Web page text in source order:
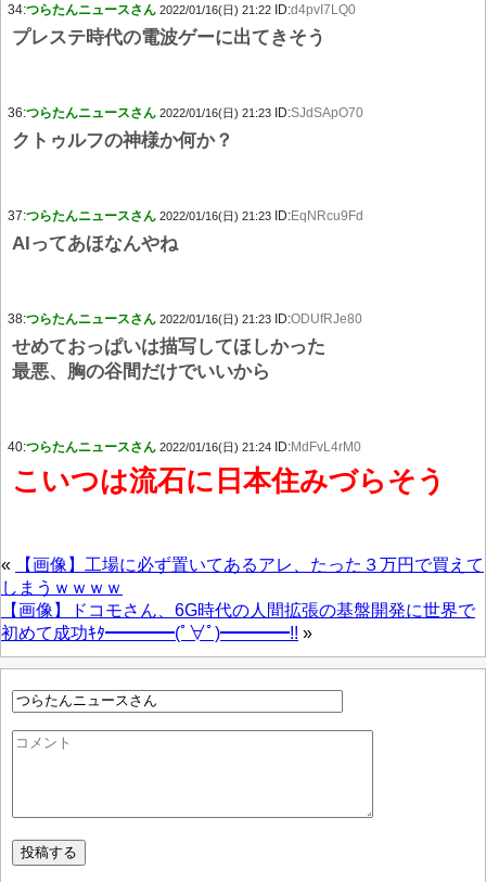
34:つらたんニュースさん 2022/01/16(日) 21:22 ID:d4pvI7LQ0
プレステ時代の電波ゲーに出てきそう
36:つらたんニュースさん 2022/01/16(日) 21:23 ID:SJdSApO70
クトゥルフの神様か何か？
37:つらたんニュースさん 2022/01/16(日) 21:23 ID:EqNRcu9Fd
AIってあほなんやね
38:つらたんニュースさん 2022/01/16(日) 21:23 ID:ODUfRJe80
せめておっぱいは描写してほしかった
最悪、胸の谷間だけでいいから
40:つらたんニュースさん 2022/01/16(日) 21:24 ID:MdFvL4rM0
こいつは流石に日本住みづらそう
«
【画像】工場に必ず置いてあるアレ、たった３万円で買えて
しまうｗｗｗｗ
【画像】ドコモさん、6G時代の人間拡張の基盤開発に世界で
初めて成功ｷﾀ━━━━(ﾟ∀ﾟ)━━━━!! »